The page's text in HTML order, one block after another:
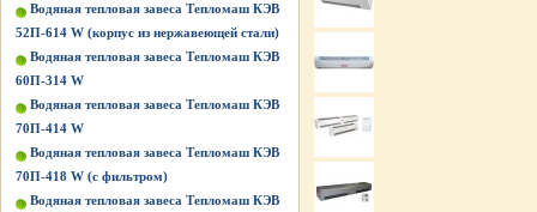
Водяная тепловая завеса Тепломаш КЭВ
52П-614 W (корпус из нержавеющей стали)
Водяная тепловая завеса Тепломаш КЭВ
60П-314 W
Водяная тепловая завеса Тепломаш КЭВ
70П-414 W
Водяная тепловая завеса Тепломаш КЭВ
70П-418 W (с фильтром)
Водяная тепловая завеса Тепломаш КЭВ